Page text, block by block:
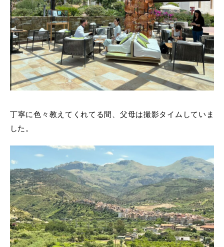
丁寧に色々教えてくれてる間、父母は撮影タイムしていま
した。